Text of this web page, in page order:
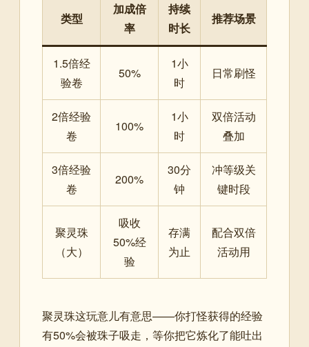
类型
加成倍
率
持续
时长
推荐场景
1.5倍经
验卷
50%
1小
时
日常刷怪
2倍经验
卷
100%
1小
时
双倍活动
叠加
3倍经验
卷
200%
30分
钟
冲等级关
键时段
聚灵珠
（大）
吸收
50%经
验
存满
为止
配合双倍
活动用
聚灵珠这玩意儿有意思——你打怪获得的经验
有50%会被珠子吸走，等你把它炼化了能吐出